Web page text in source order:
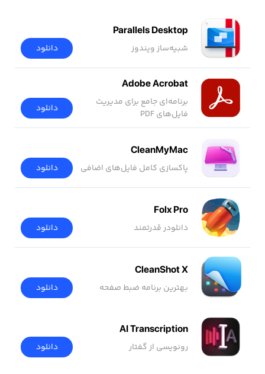
Parallels Desktop
شبیه‌ساز ویندوز دانلود
Adobe Acrobat
برنامه‌ای جامع برای مدیریت
فایل‌های PDF
دانلود
CleanMyMac
پاکسازی کامل فایل‌های اضافی دانلود
Folx Pro
دانلودر قدرتمند دانلود
CleanShot X
بهترین برنامه ضبط صفحه دانلود
AI Transcription
رونویسی از گفتار دانلود